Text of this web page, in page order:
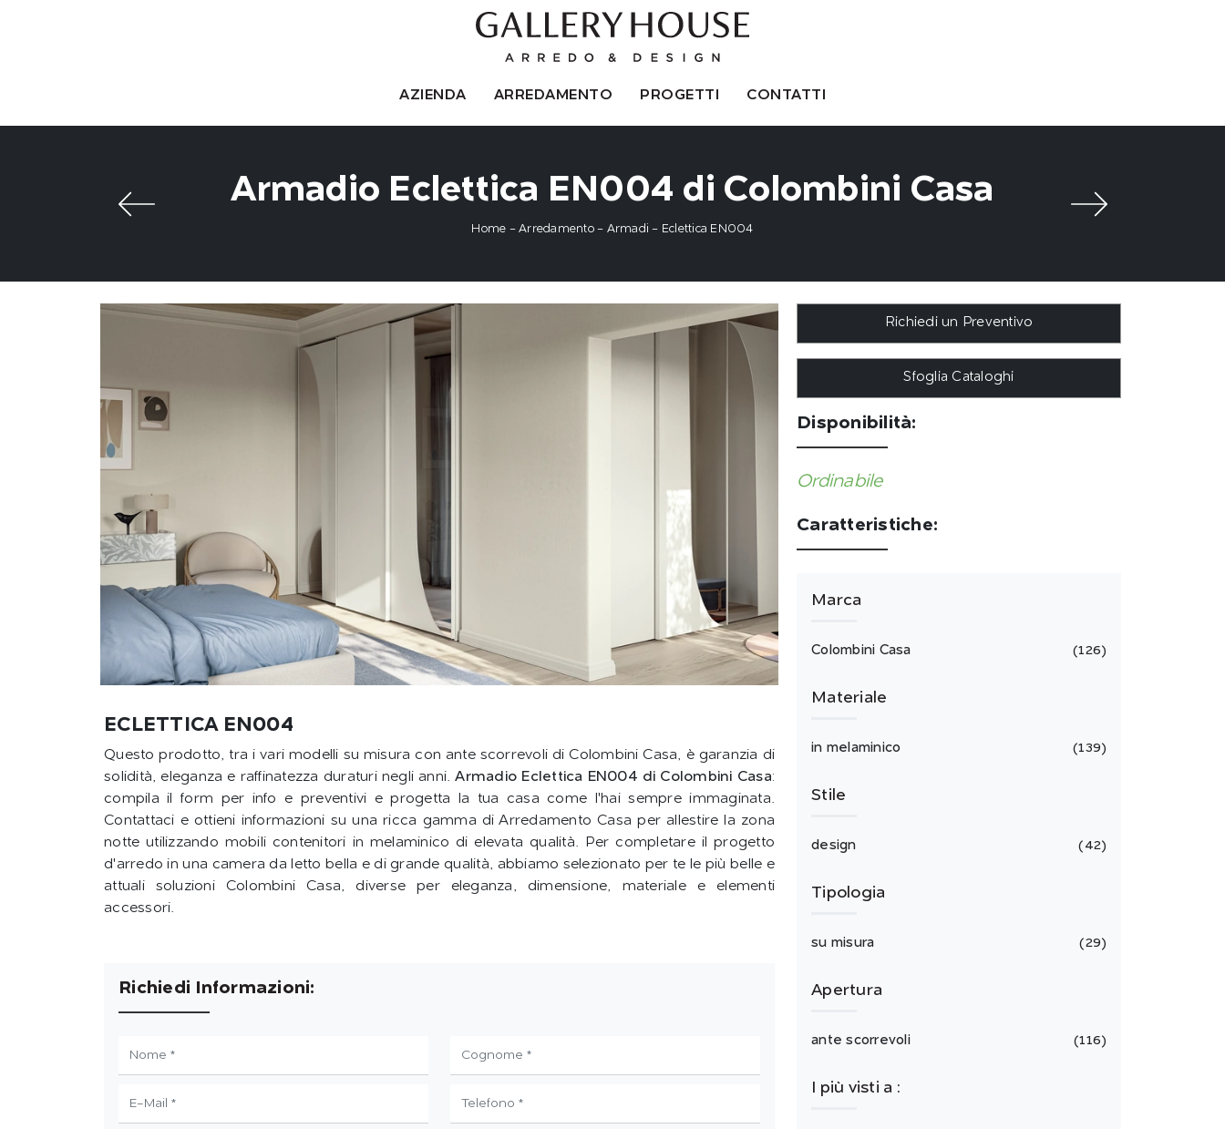
AZIENDA ARREDAMENTO PROGETTI CONTATTI
Armadio Eclettica EN004 di Colombini Casa
Home -Arredamento- Armadi - Eclettica EN004
ECLETTICA EN004
Questo prodotto, tra i vari modelli su misura con ante scorrevoli di Colombini Casa, è garanzia di
solidità, eleganza e raffinatezza duraturi negli anni.Armadio Eclettica EN004 di Colombini Casa:
compila il form per info e preventivi e progetta la tua casa come l'hai sempre immaginata.
Contattaci e ottieni informazioni su una ricca gamma di Arredamento Casa per allestire la zona
notte utilizzando mobili contenitori in melaminico di elevata qualità. Per completare il progetto
d'arredo in una camera da letto bella e di grande qualità, abbiamo selezionato per te le più belle e
attuali soluzioni Colombini Casa, diverse per eleganza, dimensione, materiale e elementi
accessori.
Richiedi Informazioni:
Richiedi un Preventivo
Sfoglia Cataloghi
Disponibilità:
Ordinabile
Caratteristiche:
Marca
Colombini Casa 126
Materiale
in melaminico 139
Stile
design 42
Tipologia
su misura 29
Apertura
ante scorrevoli 116
I più visti a :